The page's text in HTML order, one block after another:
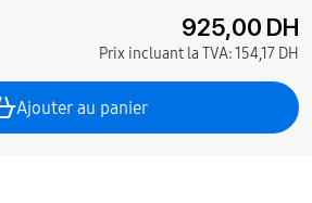
925,00 DH
Prix incluant la TVA:154,17 DH
Ajouter au panier